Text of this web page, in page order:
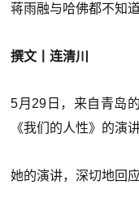
蒋雨融与哈佛都不知
撰文丨连清川
5月29日，来自青岛
《我们的人性》的演
她的演讲，深切地回